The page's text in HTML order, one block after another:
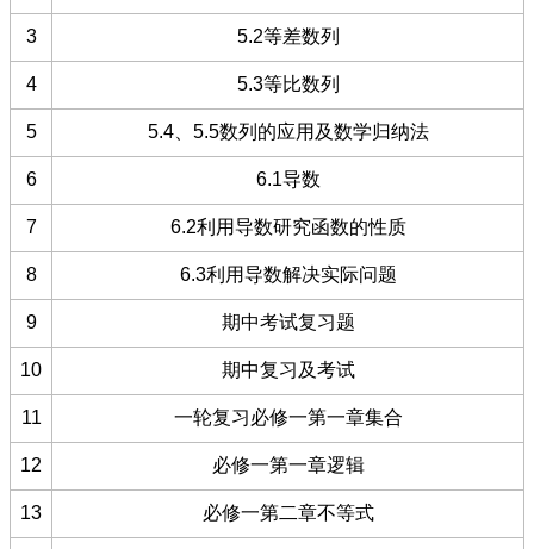
3 5.2等差数列
4 5.3等比数列
5 5.4、5.5数列的应用及数学归纳法
6 6.1导数
7 6.2利用导数研究函数的性质
8 6.3利用导数解决实际问题
9 期中考试复习题
10 期中复习及考试
11 一轮复习必修一第一章集合
12 必修一第一章逻辑
13 必修一第二章不等式